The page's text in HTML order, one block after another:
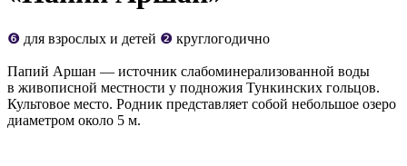
❻ для взрослых и детей ❷ круглогодично
Папий Аршан — источник слабоминерализованной воды
в живописной местности у подножия Тункинских гольцов.
Культовое место. Родник представляет собой небольшое озеро
диаметром около 5 м.